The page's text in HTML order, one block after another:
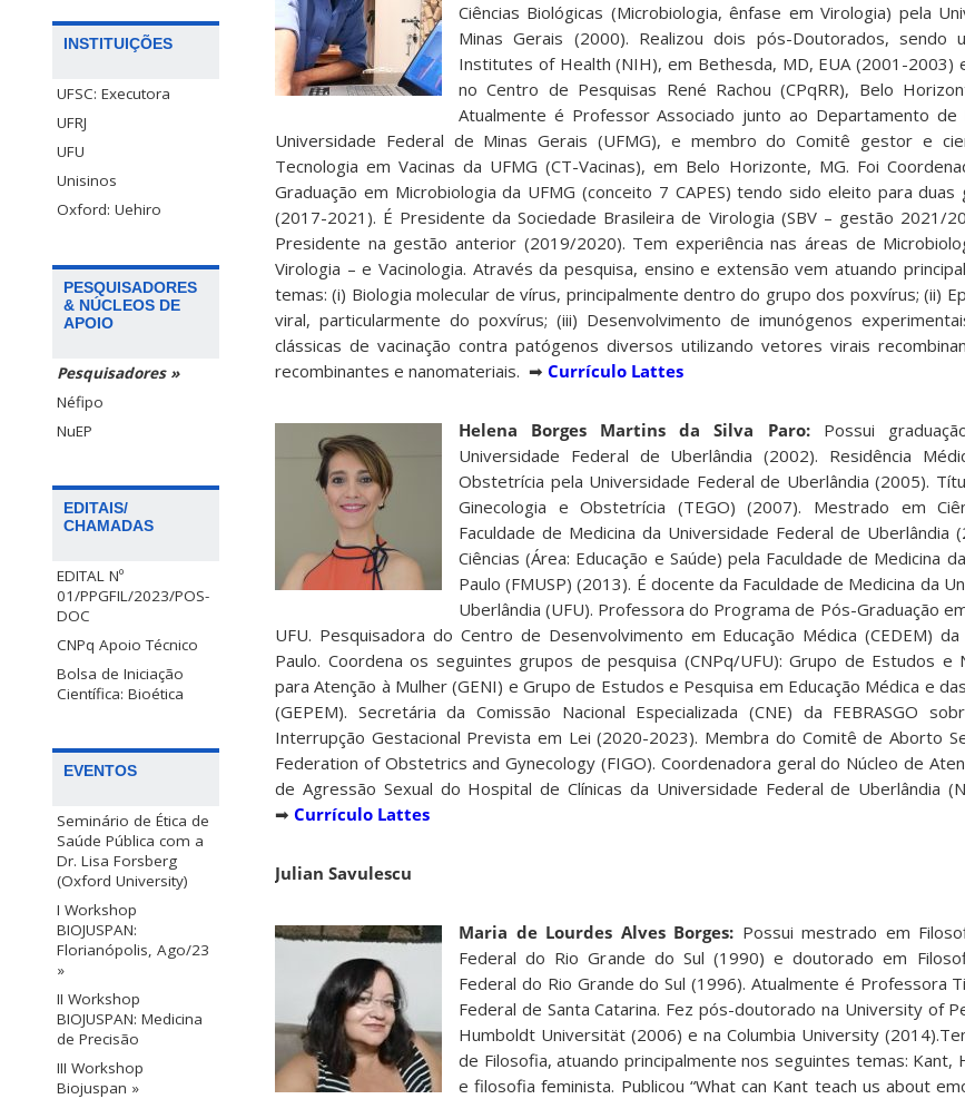
INSTITUIÇÕES
UFSC: Executora
UFRJ
UFU
Unisinos
Oxford: Uehiro
PESQUISADORES
& NÚCLEOS DE
APOIO
Pesquisadores »
Néfipo
NuEP
EDITAIS/
CHAMADAS
EDITAL Nº
01/PPGFIL/2023/POS-
DOC
CNPq Apoio Técnico
Bolsa de Iniciação
Científica: Bioética
EVENTOS
Seminário de Ética de
Saúde Pública com a
Dr. Lisa Forsberg
(Oxford University)
I Workshop
BIOJUSPAN:
Florianópolis, Ago/23
»
II Workshop
BIOJUSPAN: Medicina
de Precisão
III Workshop
Biojuspan »
Ciências Biológicas (Microbiologia, ênfase em Virologia) pela
Minas Gerais (2000). Realizou dois pós-Doutorados, sendo
Institutes of Health (NIH), em Bethesda, MD, EUA (2001-2003)
no Centro de Pesquisas René Rachou (CPqRR), Belo
Atualmente é Professor Associado junto ao Departamento de
Universidade Federal de Minas Gerais (UFMG), e membro do Comitê gestor e
Tecnologia em Vacinas da UFMG (CT-Vacinas), em Belo Horizonte, MG. Foi
Graduação em Microbiologia da UFMG (conceito 7 CAPES) tendo sido eleito para
(2017-2021). É Presidente da Sociedade Brasileira de Virologia (SBV – gestão 2021/
Presidente na gestão anterior (2019/2020). Tem experiência nas áreas de
Virologia – e Vacinologia. Através da pesquisa, ensino e extensão vem atuando
temas: (i) Biologia molecular de vírus, principalmente dentro do grupo dos poxvírus; (ii)
viral, particularmente do poxvírus; (iii) Desenvolvimento de imunógenos
clássicas de vacinação contra patógenos diversos utilizando vetores virais
recombinantes e nanomateriais. ➡ Currículo Lattes
Helena Borges Martins da Silva Paro: Possui
Universidade Federal de Uberlândia (2002). Residência
Obstetrícia pela Universidade Federal de Uberlândia (2005).
Ginecologia e Obstetrícia (TEGO) (2007). Mestrado em
Faculdade de Medicina da Universidade Federal de Uberlândia
Ciências (Área: Educação e Saúde) pela Faculdade de Medicina
Paulo (FMUSP) (2013). É docente da Faculdade de Medicina da
Uberlândia (UFU). Professora do Programa de Pós-Graduação
UFU. Pesquisadora do Centro de Desenvolvimento em Educação Médica (CEDEM)
Paulo. Coordena os seguintes grupos de pesquisa (CNPq/UFU): Grupo de Estudos e
para Atenção à Mulher (GENI) e Grupo de Estudos e Pesquisa em Educação Médica e
(GEPEM). Secretária da Comissão Nacional Especializada (CNE) da FEBRASGO
Interrupção Gestacional Prevista em Lei (2020-2023). Membra do Comitê de Aborto
Federation of Obstetrics and Gynecology (FIGO). Coordenadora geral do Núcleo de
de Agressão Sexual do Hospital de Clínicas da Universidade Federal de Uberlândia
➡ Currículo Lattes
Julian Savulescu
Maria de Lourdes Alves Borges: Possui mestrado em
Federal do Rio Grande do Sul (1990) e doutorado em
Federal do Rio Grande do Sul (1996). Atualmente é Professora
Federal de Santa Catarina. Fez pós-doutorado na University of
Humboldt Universität (2006) e na Columbia University
de Filosofia, atuando principalmente nos seguintes temas: Kant,
e filosofia feminista. Publicou “What can Kant teach us about